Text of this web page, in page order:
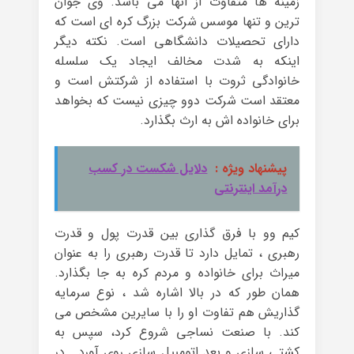
ترین و تنها موسس شرکت بزرگ کره ای است که
دارای تحصیلات دانشگاهی است. نکته دیگر
اینکه به شدت مخالف ایجاد یک سلسله
خانوادگی ثروت با استفاده از شرکتش است و
معتقد است شرکت دوو چیزی نیست که بخواهد
برای خانواده اش به ارث بگذارد.
پیشنهاد ویژه : دلایل شکست در کسب
درآمد اینترنتی
کیم وو با فرق گذاری بین قدرت پول و قدرت
رهبری ، تمایل دارد تا قدرت رهبری را به عنوان
میراث برای خانواده و مردم کره به جا بگذارد.
همان طور که در بالا اشاره شد ، نوع سرمایه
گذاریش هم تفاوت او را با سایرین مشخص می
کند. با صنعت نساجی شروع کرد، سپس به